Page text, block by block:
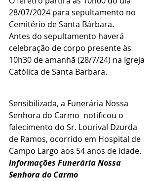
28/07/2024 para sepultamento no
Cemitério de Santa Bárbara.
Antes do sepultamento haverá
celebração de corpo presente às
10h30 de amanhã (28/7/24) na Igreja
Católica de Santa Barbara.
Sensibilizada, a Funerária Nossa
Senhora do Carmo  notificou o
falecimento do Sr. Lourival Dzurda
de Ramos, ocorrido em Hospital de
Campo Largo aos 54 anos de idade.
Informações Funerária Nossa
Senhora do Carmo